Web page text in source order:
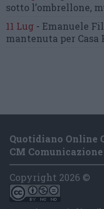
sotto l’ombrellone,
11 Lug - Emanuele
mantenuta per
Quotidiano Online
CM Comunicazione
Copyright 2026 ©